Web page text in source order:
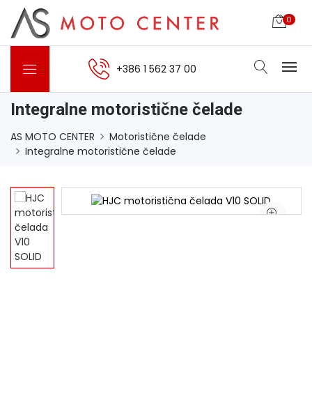
0
+386 1 562 37 00
Integralne motoristične čelade
AS MOTO CENTER
Motoristične čelade
Integralne motoristične čelade